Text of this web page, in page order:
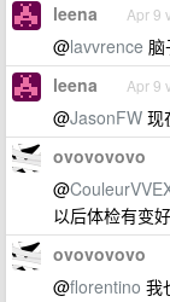
leena Apr 9
@lavvrence 脑
leena Apr 9
@JasonFW 现
ovovovovo
@
以后体检有变
ovovovovo
@florentino 我